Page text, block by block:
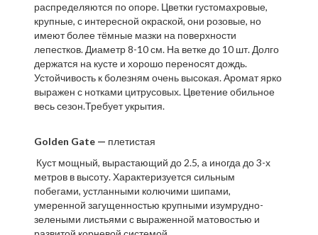
распределяются по опоре. Цветки густомахровые,
крупные, с интересной окраской, они розовые, но
имеют более тёмные мазки на поверхности
лепестков. Диаметр 8-10 см. На ветке до 10 шт. Долго
держатся на кусте и хорошо переносят дождь.
Устойчивость к болезням очень высокая. Аромат ярко
выражен с нотками цитрусовых. Цветение обильное
весь сезон.Требует укрытия.
Golden Gate — плетистая
Куст мощный, вырастающий до 2.5, а иногда до 3-х
метров в высоту. Характеризуется сильным
побегами, устланными колючими шипами,
умеренной загущенностью крупными изумрудно-
зелеными листьями с выраженной матовостью и